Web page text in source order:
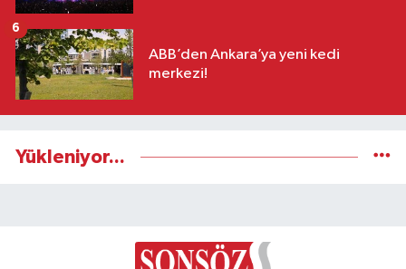
ABB’den Ankara’ya yeni kedi
merkezi!
6
Yükleniyor...